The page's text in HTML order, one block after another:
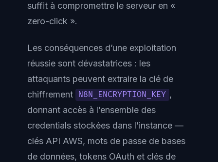
suffit à compromettre le serveur en «
zero-click ».
Les conséquences d’une exploitation
réussie sont dévastatrices : les
attaquants peuvent extraire la clé de
chiffrement N8N_ENCRYPTION_KEY ,
donnant accès à l’ensemble des
credentials stockées dans l’instance —
clés API AWS, mots de passe de bases
de données, tokens OAuth et clés de